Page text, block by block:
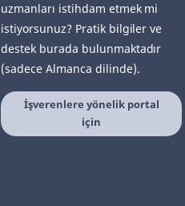
uzmanları istihdam etmek mi
istiyorsunuz? Pratik bilgiler ve
destek burada bulunmaktadır
(sadece Almanca dilinde).
İşverenlere yönelik portal
için